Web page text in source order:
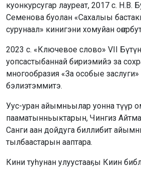
куонкурсугар лауреат, 2017 с. Н.В.
Семенова буолан «Сахалыы
сурунаал» кинигэни хомуйан
2023 с. «Ключевое слово» VII
уопсастыбаннай бириэмийэ за
многообразия «За особые
бэлиэтэммитэ.
Уус-уран айымньылар уонна түүр
пааматынньыктарын, Чингиз
Санги аан дойдуга биллибит
тылбаастарын ааптара.
Кини туһунан улуустааҕы Киин